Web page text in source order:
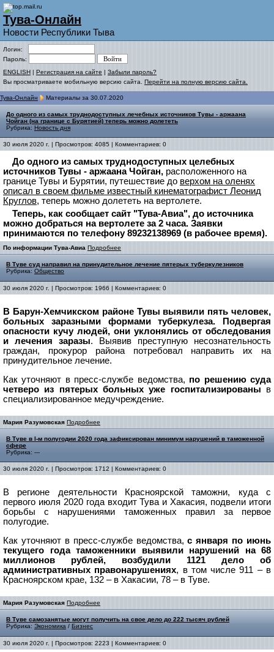
Тува-Онлайн
Новости Республики Тыва
Логин:
Пароль:
ENGLISH | Регистрация на сайте | Забыли пароль?
Вы просматриваете мобильную версию сайта. Перейти на полную версию сайта.
Тува-Онлайн Материалы за 30.07.2020
До одного из самых труднодоступных лечебных источников Тувы - аржаана
Чойган (на границе с Бурятией) теперь можно долететь
Рубрика: Новость дня
30 июля 2020 г. | Просмотров: 4085 | Комментариев: 0
До одного из самых труднодоступных целебных
источников Тувы - аржаана Чойган, расположенного на
границе Тувы и Бурятии, путешествие до верхом на оленях
описал в своем фильме известный кинематографист Леонид
Круглов, теперь можно долететь на вертолете.
Теперь, как сообщает сайт "Тува-Авиа", до источника
можно добраться на вертолете за 2 часа. Заявки
принимаются по телефону 89232138969 (в рабочее время).
По информации Тува-Авиа Подробнее
В Туве суд направил на принудительное лечение пятерых туберкулезников
Рубрика: Общество
30 июля 2020 г. | Просмотров: 1966 | Комментариев: 0
В Барун-Хемчикском районе Тувы выявили пять человек,
больных заразными формами туберкулеза. Подвергая
опасности кучу людей, они уклонялись от обследования
и лечения заразы. Выявив преступную несознательность
граждан, прокурор района потребовал направить их на
принудительное лечение.
Как уточняют в пресс-службе ведомства, по решению суда
четверо из пятерых больных уже госпитализированы в
специализированное медучреждение.
Мария Разумовская Подробнее
В Туве в I-м полугодии 2020 года зафиксирован минимум нарушений в таможенной
сфере
Рубрика: ---
30 июля 2020 г. | Просмотров: 1712 | Комментариев: 0
В регионе деятельности Красноярской таможни, куда с
первого июля 2020 года входит Тува и Хакасия, подвели итоги
борьбы с
нарушениями таможенных правил за первое
полугодие.
Как уточняют в пресс-службе ведомства,с января по июнь
текущего года таможенники выявили нарушений на 68
миллионов рублей, возбудили 1121 дело об
административных правонарушениях, в том числе 911 – в
Красноярском крае, 132 – в Хакасии, 78 – в Туве.
Мария Разумовская Подробнее
В Туве самозанятые могут получить на свое дело до 222 тысяч рублей
Рубрика: Экономика / Бизнес
30 июля 2020 г. | Просмотров: 2223 | Комментариев: 0